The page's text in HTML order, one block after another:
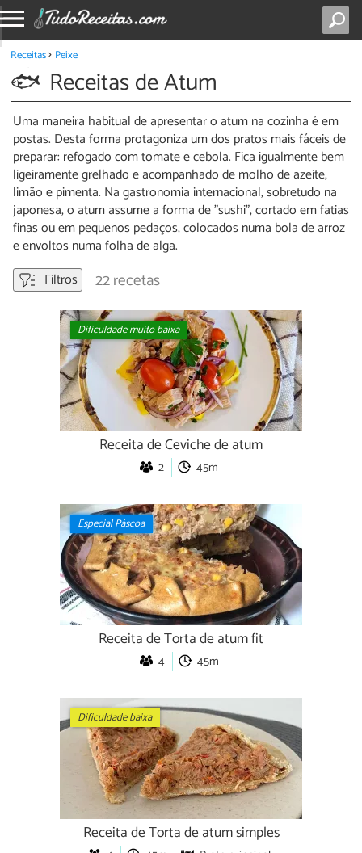
Receitas Peixe
Receitas de Atum
Uma maneira habitual de apresentar o atum na cozinha é em
postas. Desta forma protagoniza um dos pratos mais fáceis de
preparar: refogado com tomate e cebola. Fica igualmente bem
ligeiramente grelhado e acompanhado de molho de azeite,
limão e pimenta. Na gastronomia internacional, sobretudo na
japonesa, o atum assume a forma de "sushi", cortado em fatias
finas ou em pequenos pedaços, colocados numa bola de arroz
e envoltos numa folha de alga.
Filtros
22 recetas
Dificuldade muito baixa
Receita de Ceviche de atum
2 45m
Especial Páscoa
Receita de Torta de atum fit
4 45m
Dificuldade baixa
Receita de Torta de atum simples